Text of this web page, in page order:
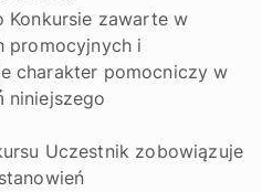
Konkursie zawarte w
promocyjnych i
charakter pomocniczy w
niniejszego
Uczestnik zobowiązuje